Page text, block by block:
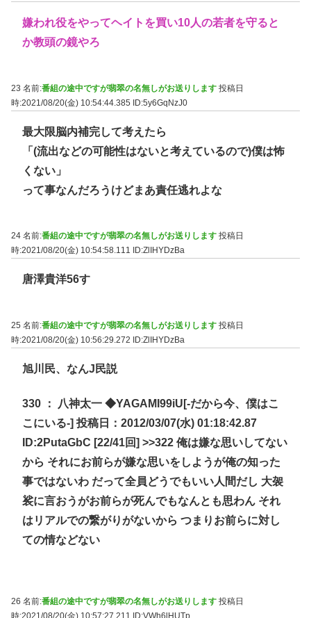
嫌われ役をやってヘイトを買い10人の若者を守ると
か教頭の鏡やろ
23 名前:番組の途中ですが翡翠の名無しがお送りします 投稿日
時:2021/08/20(金) 10:54:44.385 ID:5y6GqNzJ0
最大限脳内補完して考えたら
「(流出などの可能性はないと考えているので)僕は怖
くない」
って事なんだろうけどまあ責任逃れよな
24 名前:番組の途中ですが翡翠の名無しがお送りします 投稿日
時:2021/08/20(金) 10:54:58.111
ID:ZlIHYDzBa
唐澤貴洋56す
25 名前:番組の途中ですが翡翠の名無しがお送りします 投稿日
時:2021/08/20(金) 10:56:29.272
ID:ZlIHYDzBa
旭川民、なんJ民説
330 ： 八神太一 ◆YAGAMI99iU[-だから今、僕はこ
こにいる-] 投稿日：2012/03/07(水) 01:18:42.87
ID:2PutaGbC [22/41回] >>322 俺は嫌な思いしてない
から それにお前らが嫌な思いをしようが俺の知った
事ではないわ だって全員どうでもいい人間だし 大袈
裟に言おうがお前らが死んでもなんとも思わん それ
はリアルでの繋がりがないから つまりお前らに対し
ての情などない
26 名前:番組の途中ですが翡翠の名無しがお送りします 投稿日